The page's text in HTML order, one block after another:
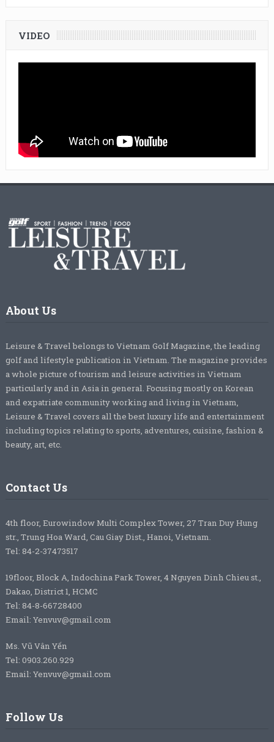
VIDEO
About Us
Leisure & Travel belongs to Vietnam Golf Magazine, the leading
golf and lifestyle publication in Vietnam. The magazine provides
a whole picture of tourism and leisure activities in Vietnam
particularly and in Asia in general. Focusing mostly on Korean
and expatriate community working and living in Vietnam,
Leisure & Travel covers all the best luxury life and entertainment
including topics relating to sports, adventures, cuisine, fashion &
beauty, art, etc.
Contact Us
4th floor, Eurowindow Multi Complex Tower, 27 Tran Duy Hung
str., Trung Hoa Ward, Cau Giay Dist., Hanoi, Vietnam.
Tel: 84-2-37473517
19floor, Block A, Indochina Park Tower, 4 Nguyen Dinh Chieu st.,
Dakao, District 1, HCMC
Tel: 84-8-66728400
Email: Yenvuv@gmail.com
Ms. Vũ Vân Yến
Tel: 0903.260.929
Email: Yenvuv@gmail.com
Follow Us